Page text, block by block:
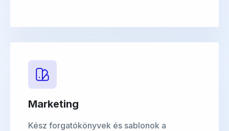
Marketing
Kész forgatókönyvek és sablonok a